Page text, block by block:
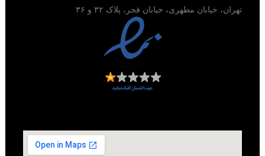
تهران، خیابان مطهری، خیابان فجر، پلاک ۳۲ و ۳۶